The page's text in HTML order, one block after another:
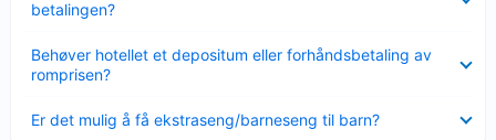
betalingen?
Behøver hotellet et depositum eller forhåndsbetaling av
romprisen?
mindre
Er det mulig å få ekstraseng/barneseng til barn?
mindre